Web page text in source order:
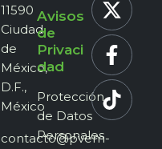
11590
Ciudad
de
México,
D.F.,
México
contacto@pvem-
Avisos
de
Privaci
dad
Protección
de Datos
Personales